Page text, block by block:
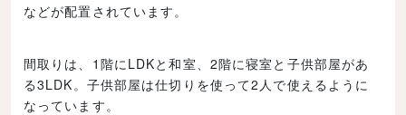
などが配置されています。
間取りは、1階にLDKと和室、2階に寝室と子供部屋があ
る3LDK。子供部屋は仕切りを使って2人で使えるように
なっています。